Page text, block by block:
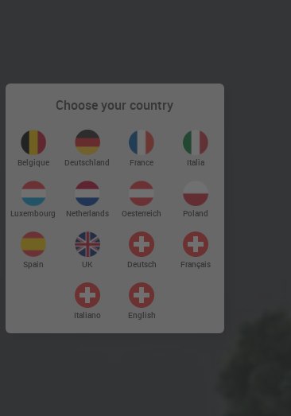
Choose your country
Belgique Deutschland France Italia
Luxembourg Netherlands Oesterreich Poland
Spain UK Deutsch Français
Italiano English